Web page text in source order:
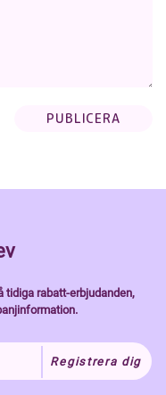
tidiga rabatt-erbjudanden,
Registrera dig